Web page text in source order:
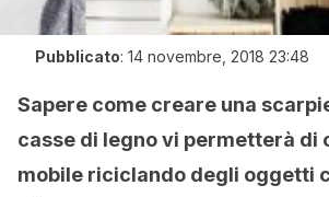
Pubblicato: 14 novembre, 2018 23:48
Sapere come creare una
casse di legno vi permetterà di
mobile riciclando degli oggetti